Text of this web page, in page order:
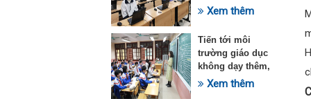
đợt 1 năm 2025
Xem thêm
Tiến tới môi
trường giáo dục
không dạy thêm,
học thêm
Xem thêm